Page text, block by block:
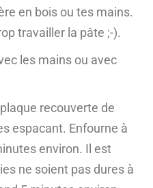
en bois ou tes mains.
travailler la pâte ;-).
les mains ou avec
recouverte de
espacant. Enfourne à
environ. Il est
ne soient pas dures à